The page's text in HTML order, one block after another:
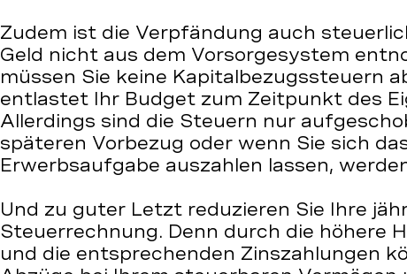
Zudem ist die Verpfändung auch
Geld nicht aus dem Vorsorgesystem
müssen Sie keine Kapitalbezugssteuern
entlastet Ihr Budget zum Zeitpunkt des
Allerdings sind die Steuern nur
späteren Vorbezug oder wenn Sie sich
Erwerbsaufgabe auszahlen lassen,
Und zu guter Letzt reduzieren Sie Ihre
Steuerrechnung. Denn durch die höhere
und die entsprechenden Zinszahlungen